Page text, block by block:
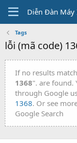
Diễn Đàn Máy
Tags
lỗi (mã code)
If no results
1368". are found.
through Google
1368. Or see
Google Search